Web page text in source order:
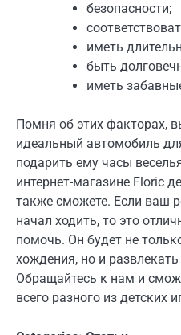
безопасности;
иметь
быть
иметь
Помня об этих факторах,
идеальный автомобиль
подарить ему часы
интернет-магазине Floric
также сможете. Если ваш
начал ходить, то это
помочь. Он будет не
хождения, но и
Обращайтесь к нам и
всего разного из детских